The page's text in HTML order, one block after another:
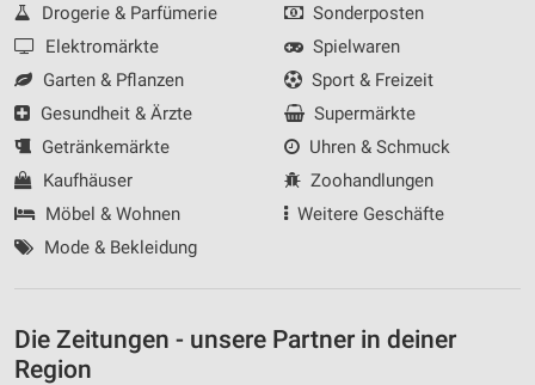
Drogerie & Parfümerie
Elektromärkte
Garten & Pflanzen
Gesundheit & Ärzte
Getränkemärkte
Kaufhäuser
Möbel & Wohnen
Mode & Bekleidung
Sonderposten
Spielwaren
Sport & Freizeit
Supermärkte
Uhren & Schmuck
Zoohandlungen
Weitere Geschäfte
Die Zeitungen - unsere Partner in deiner
Region